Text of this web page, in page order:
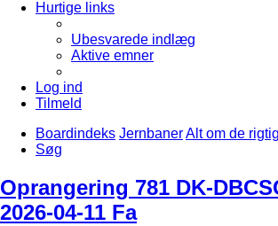
Hurtige links
Ubesvarede indlæg
Aktive emner
Log ind
Tilmeld
Boardindeks JernbanerAlt om de
Søg
Oprangering 781 DK-
2026-04-11 Fa